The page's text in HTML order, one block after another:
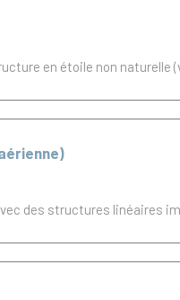
en étoile non naturelle
des structures linéaires